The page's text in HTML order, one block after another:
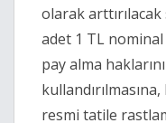
olarak
adet 1 TL
pay alma
resmi tatile